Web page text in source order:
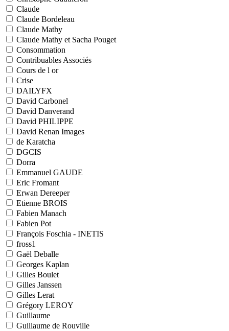
Claude
Claude Bordeleau
Claude Mathy
Claude Mathy et Sacha Pouget
Consommation
Contribuables Associés
Cours de l or
Crise
DAILYFX
David Carbonel
David Danverand
David PHILIPPE
David Renan Images
de Karatcha
DGCIS
Dorra
Emmanuel GAUDE
Eric Fromant
Erwan Dereeper
Etienne BROIS
Fabien Manach
Fabien Pot
François Foschia - INETIS
fross1
Gaël Deballe
Georges Kaplan
Gilles Boulet
Gilles Janssen
Gilles Lerat
Grégory LEROY
Guillaume
Guillaume de Rouville